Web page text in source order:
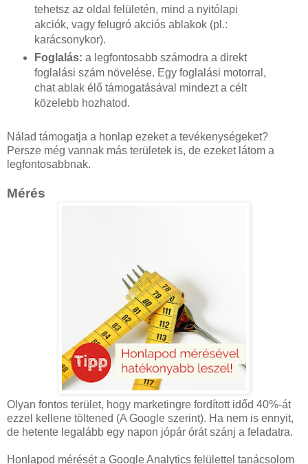
tehetsz az oldal felületén, mind a nyitólapi
akciók, vagy felugró akciós ablakok (pl.:
karácsonykor).
Foglalás: a legfontosabb számodra a direkt
foglalási szám növelése. Egy foglalási motorral,
chat ablak élő támogatásával mindezt a célt
közelebb hozhatod.
Nálad támogatja a honlap ezeket a tevékenységeket?
Persze még vannak más területek is, de ezeket látom a
legfontosabbnak.
Mérés
Olyan fontos terület, hogy marketingre fordított időd 40%-át
ezzel kellene töltened (A Google szerint). Ha nem is ennyit,
de hetente legalább egy napon jópár órát szánj a feladatra.
Honlapod mérését a Google Analytics felülettel tanácsolom